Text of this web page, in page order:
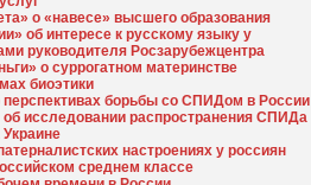
о «навесе» высшего образования
об интересе к русскому языку у
руководителя Росзарубежцентра
о суррогатном материнстве
биоэтики
борьбы со СПИДом в России
исследовании распространения СПИДа
Украине
настроениях у россиян
среднем классе